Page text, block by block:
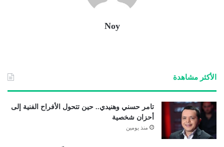
Noy
الأكثر مشاهدة
تامر حسني وهنيدي.. حين تتحول الأفراح الفنية إلى
أحزان شخصية
منذ يومين